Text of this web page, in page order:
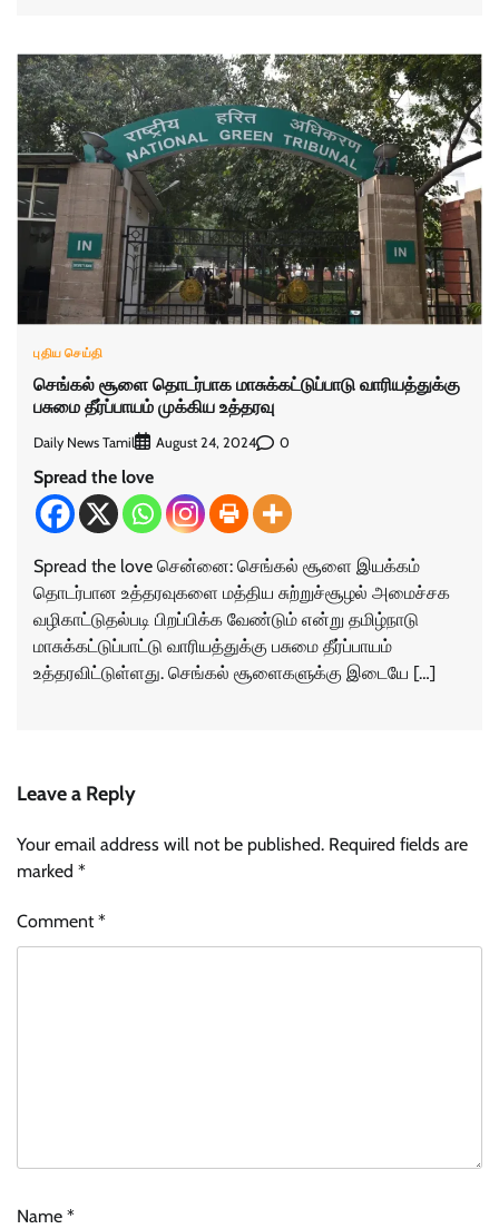
புதிய செய்தி
செங்கல் சூளை தொடர்பாக மாசுக்கட்டுப்பாடு வாரியத்துக்கு
பசுமை தீர்ப்பாயம் முக்கிய உத்தரவு
Daily News Tamil August 24, 2024 0
Spread the love
Spread the love சென்னை: செங்கல் சூளை இயக்கம்
தொடர்பான உத்தரவுகளை மத்திய சுற்றுச்சூழல் அமைச்சக
வழிகாட்டுதல்படி பிறப்பிக்க வேண்டும் என்று தமிழ்நாடு
மாசுக்கட்டுப்பாட்டு வாரியத்துக்கு பசுமை தீர்ப்பாயம்
உத்தரவிட்டுள்ளது. செங்கல் சூளைகளுக்கு இடையே […]
Leave a Reply
Your email address will not be published. Required fields are
marked *
Comment*
Name *